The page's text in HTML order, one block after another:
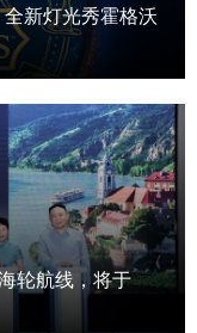
新灯光秀霍格沃
轮航线，将于